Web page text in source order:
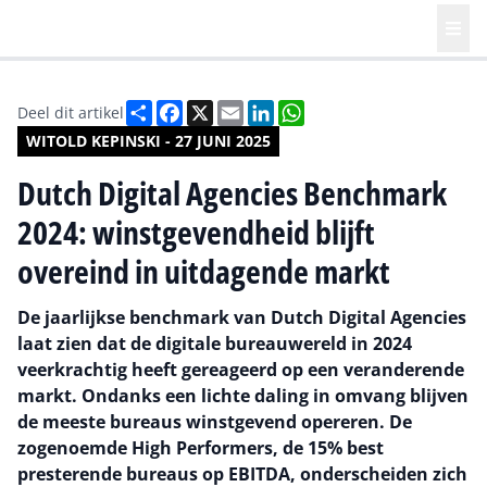
WITOLD KEPINSKI - 27 JUNI 2025
Deel dit artikel DeelFacebook
X EmailLinkedIn
Dutch Digital Agencies Benchmark
2024: winstgevendheid blijft
overeind in uitdagende markt
De jaarlijkse benchmark van Dutch Digital Agencies
laat zien dat de digitale bureauwereld in 2024
veerkrachtig heeft gereageerd op een veranderende
markt. Ondanks een lichte daling in omvang blijven
de meeste bureaus winstgevend opereren. De
zogenoemde High Performers, de 15% best
presterende bureaus op EBITDA, onderscheiden zich